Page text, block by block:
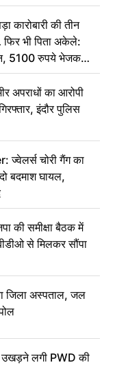
की तीन
फिर भी पिता अकेले:
5100 रुपये भेजकर
हम नहीं आ पाएंगे
अपराधों का आरोपी
इंदौर पुलिस
चोरी गैंग का
बदमाश घायल,
की समीक्षा बैठक में
से मिलकर सौंपा
जिला अस्पताल, जल
लगी PWD की